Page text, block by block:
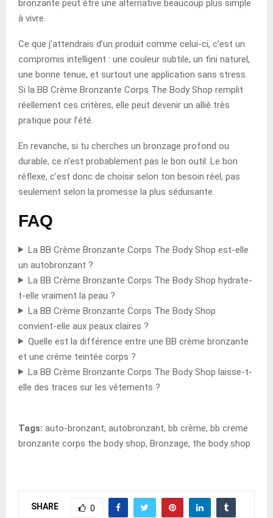
bronzante peut être une alternative beaucoup plus simple
à vivre.
Ce que j’attendrais d’un produit comme celui-ci, c’est un
compromis intelligent : une couleur subtile, un fini naturel,
une bonne tenue, et surtout une application sans stress.
Si la BB Crème Bronzante Corps The Body Shop remplit
réellement ces critères, elle peut devenir un allié très
pratique pour l’été.
En revanche, si tu cherches un bronzage profond ou
durable, ce n’est probablement pas le bon outil. Le bon
réflexe, c’est donc de choisir selon ton besoin réel, pas
seulement selon la promesse la plus séduisante.
FAQ
La BB Crème Bronzante Corps The Body Shop est-elle
un autobronzant ?
La BB Crème Bronzante Corps The Body Shop hydrate-
t-elle vraiment la peau ?
La BB Crème Bronzante Corps The Body Shop
convient-elle aux peaux claires ?
Quelle est la différence entre une BB crème bronzante
et une crème teintée corps ?
La BB Crème Bronzante Corps The Body Shop laisse-t-
elle des traces sur les vêtements ?
Tags: auto-bronzant, autobronzant, bb crème, bb creme
bronzante corps the body shop, Bronzage, the body shop
SHARE 0